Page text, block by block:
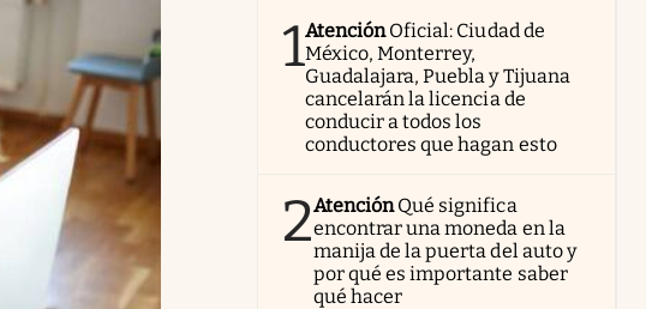
1AtenciónOficial: Ciudad de
México, Monterrey,
Guadalajara, Puebla y Tijuana
cancelarán la licencia de
conducir a todos los
conductores que hagan esto
2AtenciónQué significa
encontrar una moneda en la
manija de la puerta del auto y
por qué es importante saber
qué hacer